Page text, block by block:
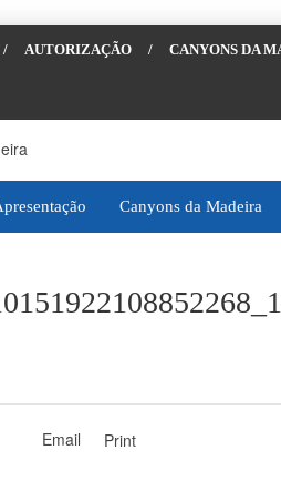
/ AUTORIZAÇÃO / CANYONS DA
Canyons da Madeira
Email Print